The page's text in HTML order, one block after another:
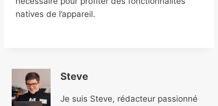
natives de l’appareil.
Steve
Je suis Steve, rédacteur passionné